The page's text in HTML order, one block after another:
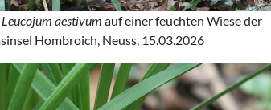
Leucojum aestivum auf einer feuchten Wiese der
Hombroich, Neuss, 15.03.2026